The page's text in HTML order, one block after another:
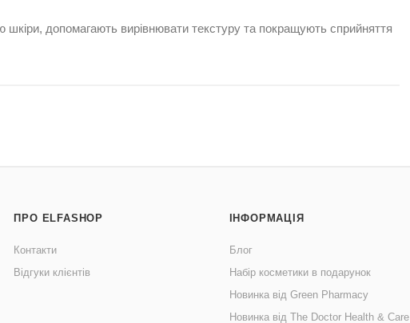
допомагають вирівнювати текстуру та покращують сприйняття
ПРО ELFASHOP
Контакти
Відгуки клієнтів
ІНФОРМАЦІЯ
Блог
Набір косметики в подарунок
Новинка від Green Pharmacy
Новинка від The Doctor Health & Care